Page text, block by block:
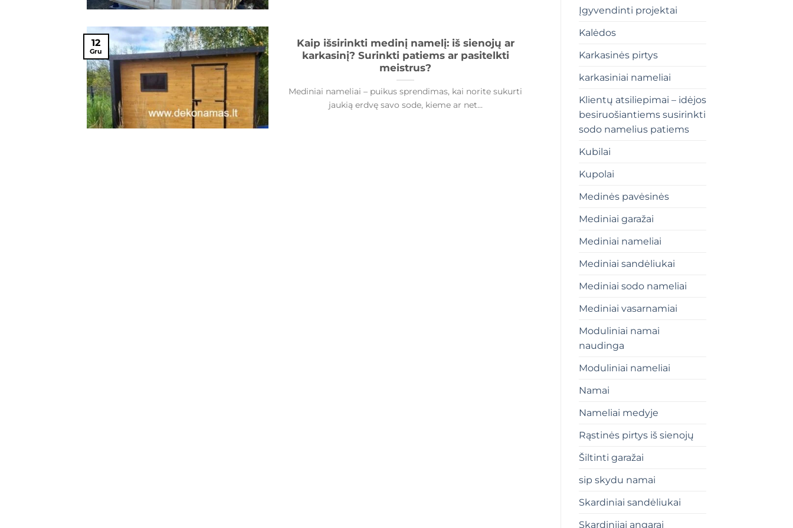
Kaip išsirinkti medinį namelį: iš sienojų ar
karkasinį? Surinkti patiems ar pasitelkti
meistrus?
Mediniai nameliai – puikus sprendimas, kai norite sukurti
jaukią erdvę savo sode, kieme ar net...
12
Gru
Įgyvendinti projektai
Kalėdos
Karkasinės pirtys
karkasiniai nameliai
Klientų atsiliepimai – idėjos
besiruošiantiems susirinkti
sodo namelius patiems
Kubilai
Kupolai
Medinės pavėsinės
Mediniai garažai
Mediniai nameliai
Mediniai sandėliukai
Mediniai sodo nameliai
Mediniai vasarnamiai
Moduliniai namai
naudinga
Moduliniai nameliai
Namai
Nameliai medyje
Rąstinės pirtys iš sienojų
Šiltinti garažai
sip skydu namai
Skardiniai sandėliukai
Skardiniiai angarai